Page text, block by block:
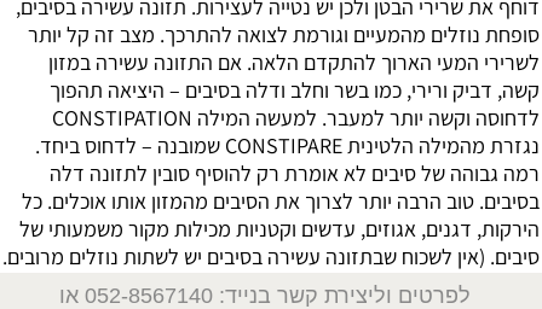
דוחף את שרירי הבטן ולכן יש נטייה לעצירות. תזונה עשירה בסיבים,
סופחת נוזלים מהמעיים וגורמת לצואה להתרכך. מצב זה קל יותר
לשרירי המעי הארוך להתקדם הלאה. אם התזונה עשירה במזון
קשה, דביק ורירי, כמו בשר וחלב ודלה בסיבים – היציאה תהפוך
לדחוסה וקשה יותר למעבר. למעשה המילה CONSTIPATION
נגזרת מהמילה הלטינית CONSTIPARE שמובנה – לדחוס ביחד.
רמה גבוהה של סיבים לא אומרת רק להוסיף סובין לתזונה דלה
בסיבים. טוב הרבה יותר לצרוך את הסיבים מהמזון אותו אוכלים. כל
הירקות, דגנים, אגוזים, עדשים וקטניות מכילות מקור משמעותי של
סיבים. (אין לשכוח שבתזונה עשירה בסיבים יש לשתות נוזלים מרובים.
לפרטים וליצירת קשר בנייד: 052-8567140
או